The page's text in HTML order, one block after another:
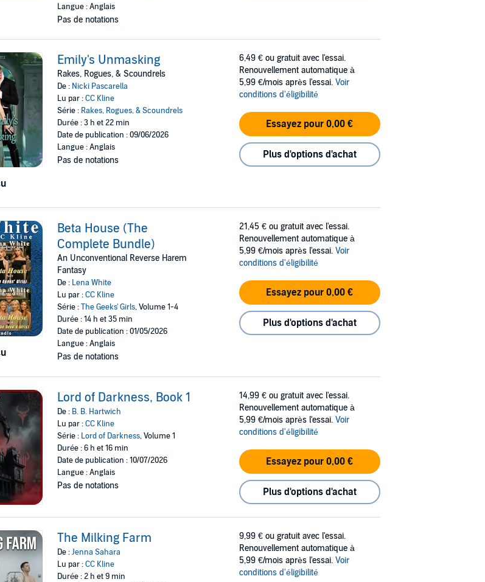
Langue : Anglais
Pas de notations
Emily's Unmasking
Rakes, Rogues, & Scoundrels
De : Nicki Pascarella
Lu par :CC Kline
Série : Rakes, Rogues, & Scoundrels
Durée : 3 h et 22 min
Date de publication : 09/06/2026
Langue : Anglais
Pas de notations
6,49 € ou gratuit avec l'essai.
Renouvellement automatique à
5,99 €/mois après l'essai. Voir
conditions d'éligibilité
Essayez pour 0,00 €
Plus d'options d'achat
Beta House (The
Complete Bundle)
An Unconventional Reverse Harem
Fantasy
De : Lena White
Lu par :CC Kline
Série :The Geeks' Girls, Volume 1-4
Durée : 14 h et 35 min
Date de publication : 01/05/2026
Langue : Anglais
Pas de notations
21,45 € ou gratuit avec l'essai.
Renouvellement automatique à
5,99 €/mois après l'essai. Voir
conditions d'éligibilité
Essayez pour 0,00 €
Plus d'options d'achat
Lord of Darkness, Book 1
De : B. B. Hartwich
Lu par :CC Kline
Série : Lord of Darkness, Volume 1
Durée : 6 h et 16 min
Date de publication : 10/07/2026
Langue : Anglais
Pas de notations
14,99 € ou gratuit avec l'essai.
Renouvellement automatique à
5,99 €/mois après l'essai. Voir
conditions d'éligibilité
Essayez pour 0,00 €
Plus d'options d'achat
The Milking Farm
De :Jenna Sahara
Lu par :CC Kline
Durée : 2 h et 9 min
9,99 € ou gratuit avec l'essai.
Renouvellement automatique à
5,99 €/mois après l'essai. Voir
conditions d'éligibilité